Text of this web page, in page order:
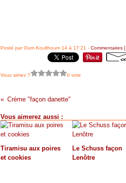
Posté par Oum Koulthoum 14 à 17:21 - Commentaires [
Vous aimez ? 0 vote
Crème "façon danette"
Vous aimerez aussi :
Tiramisu aux poires
et cookies
Le Schuss façon
Lenôtre